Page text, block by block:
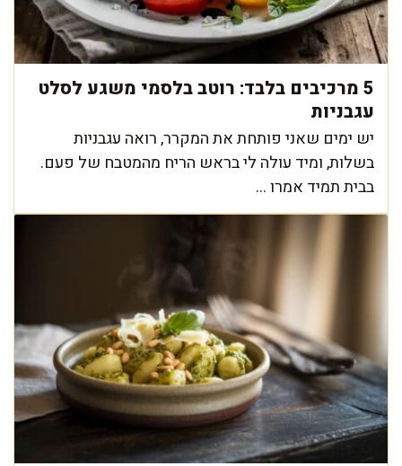
5 מרכיבים בלבד: רוטב בלסמי משגע לסלט
עגבניות
יש ימים שאני פותחת את המקרר, רואה עגבניות
בשלות, ומיד עולה לי בראש הריח מהמטבח של פעם.
בבית תמיד אמרו ...